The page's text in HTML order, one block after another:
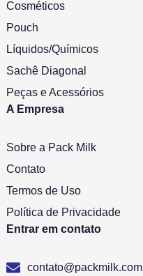
Cosméticos
Pouch
Líquidos/Químicos
Sachê Diagonal
Peças e Acessórios
A Empresa
Sobre a Pack Milk
Contato
Termos de Uso
Política de Privacidade
Entrar em contato
contato@packmilk.com